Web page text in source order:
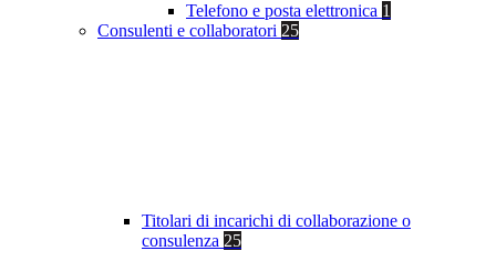
Telefono e posta elettronica 1
Consulenti e collaboratori 25
Titolari di incarichi di collaborazione o
consulenza 25